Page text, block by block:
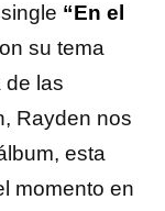
“En el
su tema
de las
Rayden nos
esta
momento en